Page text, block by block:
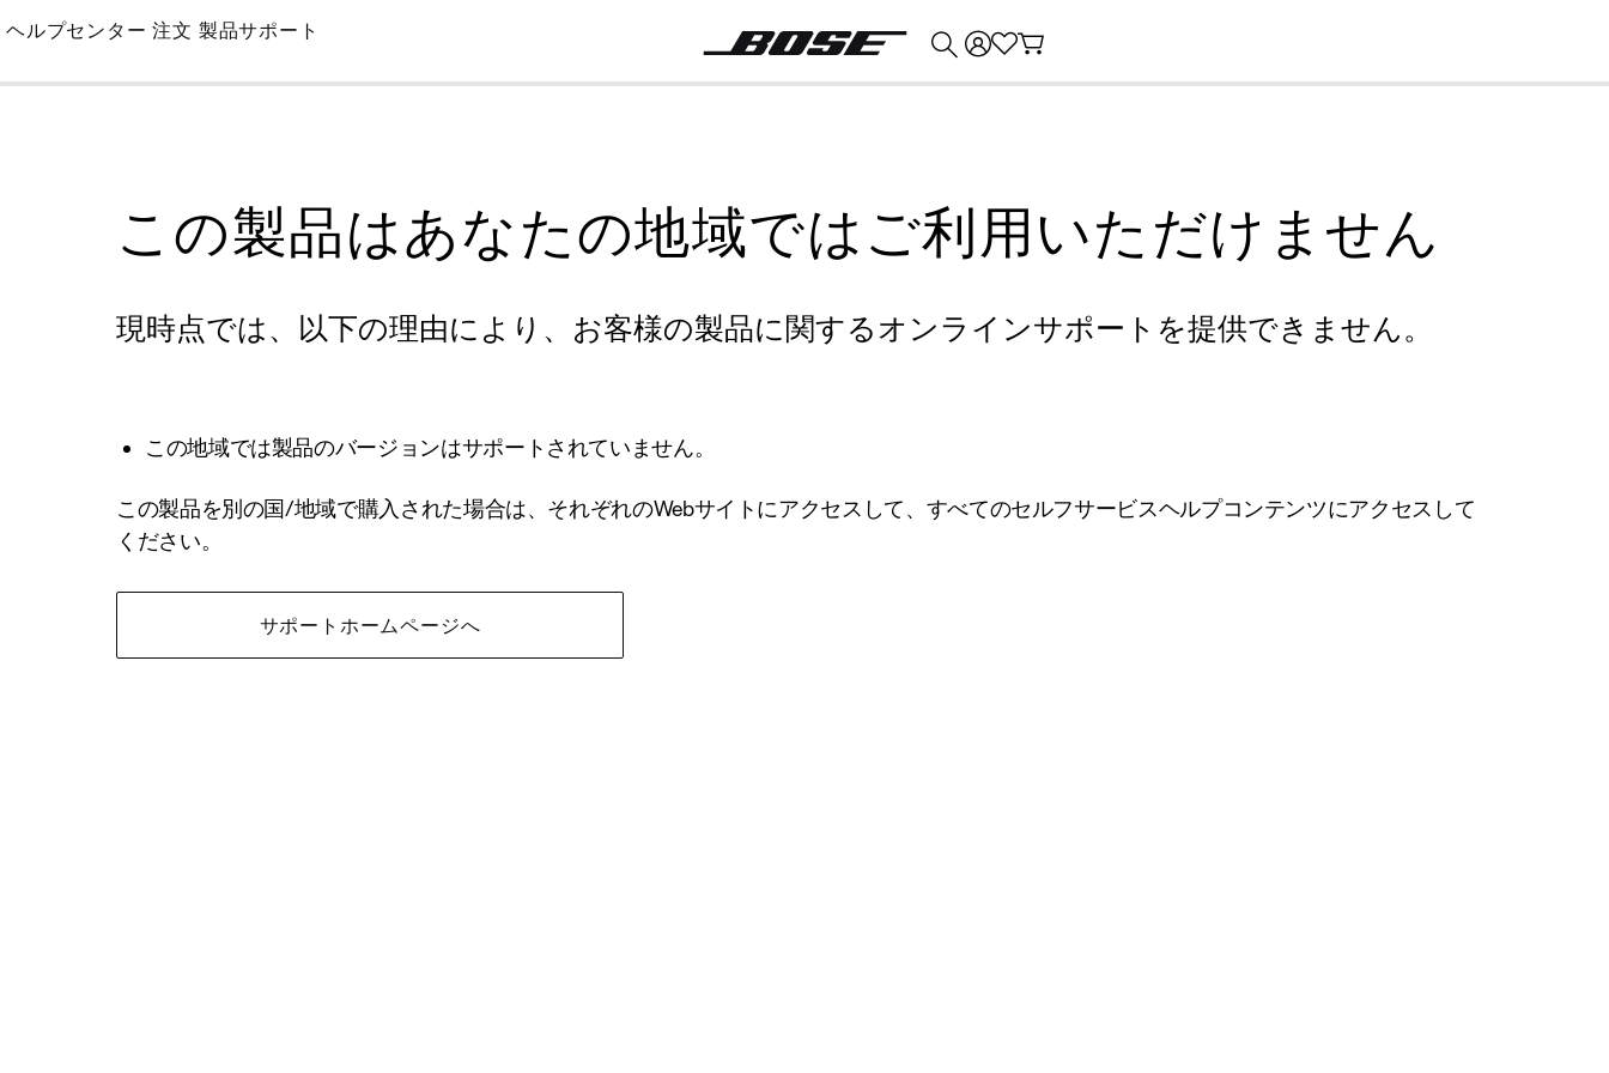
Skip
Main
ヘルプセンター 注文 製品サポート
この製品はあなたの地域ではご利用いただけません
現時点では、以下の理由により、お客様の製品に関するオンラインサポートを提供できません。
この地域では製品のバージョンはサポートされていません。
この製品を別の国/地域で購入された場合は、それぞれのWebサイトにアクセスして、すべてのセルフサービスヘルプコンテンツにアクセスして
ください。
サポートホームページへ